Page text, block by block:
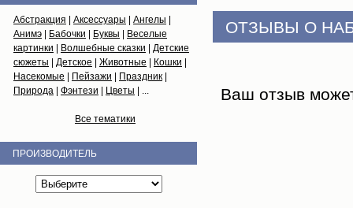
ОТЗЫВЫ О
Ваш отзыв
Абстракция Аксессуары Ангелы
Анимэ
Бабочки Буквы
Веселые
картинки
Волшебные сказки
Детские
сюжеты
Детское Животные Кошки
Насекомые
Пейзажи Праздник
Природа
Фэнтези Цветы | ...
Все тематики
ПРОИЗВОДИТЕЛЬ